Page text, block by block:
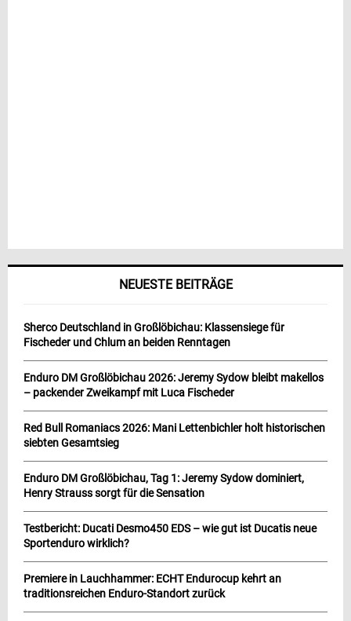
NEUESTE BEITRÄGE
Sherco Deutschland in Großlöbichau: Klassensiege für
Fischeder und Chlum an beiden Renntagen
Enduro DM Großlöbichau 2026: Jeremy Sydow bleibt makellos
– packender Zweikampf mit Luca Fischeder
Red Bull Romaniacs 2026: Mani Lettenbichler holt historischen
siebten Gesamtsieg
Enduro DM Großlöbichau, Tag 1: Jeremy Sydow dominiert,
Henry Strauss sorgt für die Sensation
Testbericht: Ducati Desmo450 EDS – wie gut ist Ducatis neue
Sportenduro wirklich?
Premiere in Lauchhammer: ECHT Endurocup kehrt an
traditionsreichen Enduro-Standort zurück